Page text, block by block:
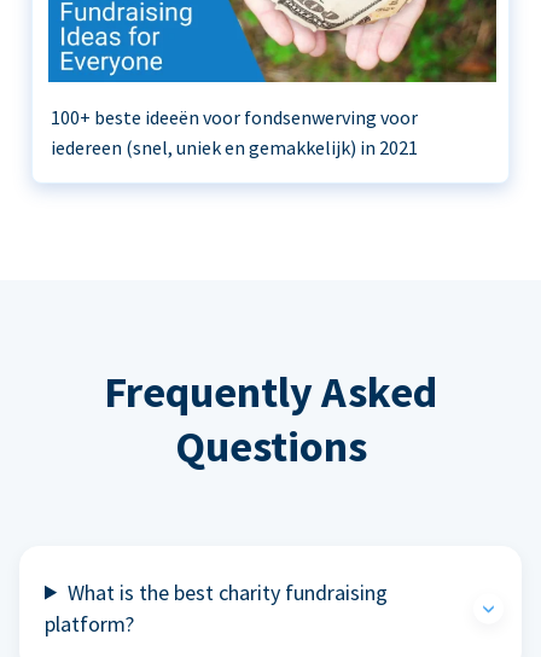
100+ beste ideeën voor fondsenwerving voor
iedereen (snel, uniek en gemakkelijk) in 2021
Frequently Asked
Questions
What is the best charity fundraising
platform?